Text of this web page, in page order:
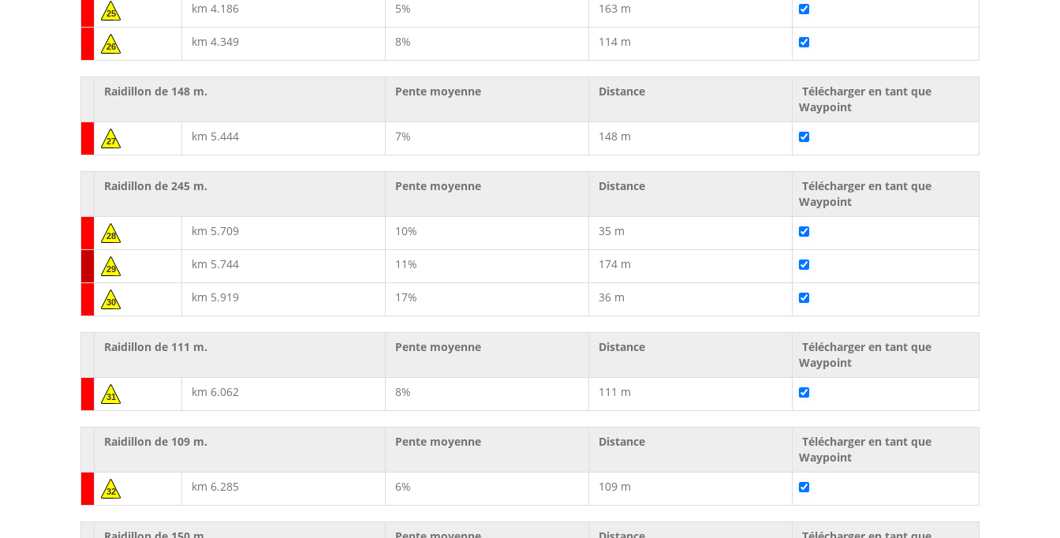
25 km 4.186 5% 163 m
26 km 4.349 8% 114 m
Raidillon de 148 m. Pente moyenne Distance
Télécharger en tant que
Waypoint
27 km 5.444 7% 148 m
Raidillon de 245 m. Pente moyenne Distance
Télécharger en tant que
Waypoint
28 km 5.709 10% 35 m
29 km 5.744 11% 174 m
30 km 5.919 17% 36 m
Raidillon de 111 m. Pente moyenne Distance
Télécharger en tant que
Waypoint
31 km 6.062 8% 111 m
Raidillon de 109 m. Pente moyenne Distance
Télécharger en tant que
Waypoint
32 km 6.285 6% 109 m